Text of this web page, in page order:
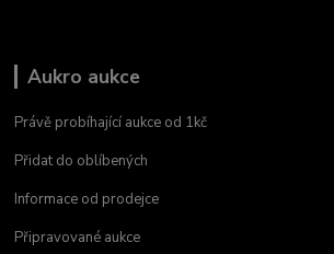
Aukro aukce
Právě probíhající aukce od 1kč
Přidat do oblíbených
Informace od prodejce
Připravované aukce